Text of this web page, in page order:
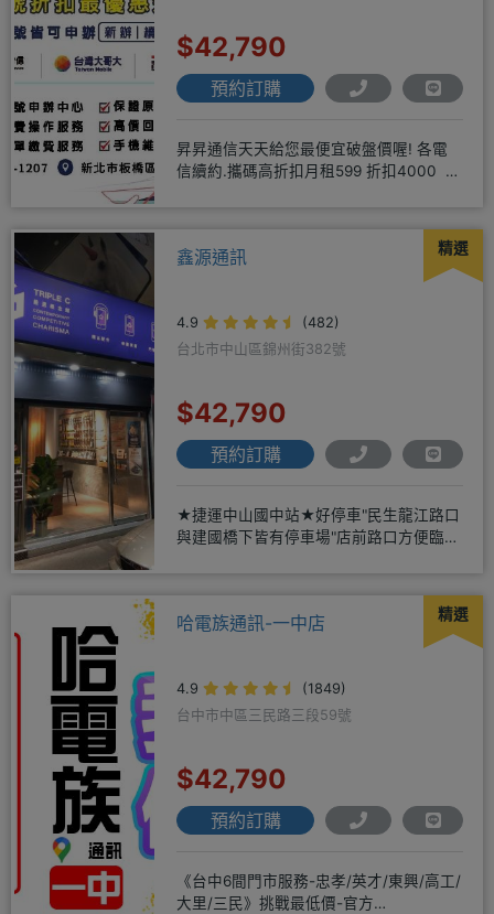
$42,790
預約訂購
昇昇通信天天給您最便宜破盤價喔! 各電
信續約.攜碼高折扣月租599 折扣4000 月
精選
鑫源通訊
4.9
(482)
台北市中山區錦州街382號
$42,790
預約訂購
★捷運中山國中站★好停車"民生龍江路口
與建國橋下皆有停車場"店前路口方便臨停
精選
哈電族通訊-一中店
4.9
(1849)
台中市中區三民路三段59號
$42,790
預約訂購
《台中6間門市服務-忠孝/英才/東興/高工/
大里/三民》挑戰最低價-官方